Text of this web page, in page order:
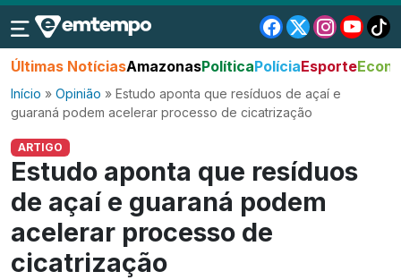
Últimas NotíciasAmazonasPolíticaPolíciaEsporte
Início » Opinião » Estudo aponta que resíduos de açaí e
guaraná podem acelerar processo de cicatrização
ARTIGO
Estudo aponta que resíduos
de açaí e guaraná podem
acelerar processo de
cicatrização